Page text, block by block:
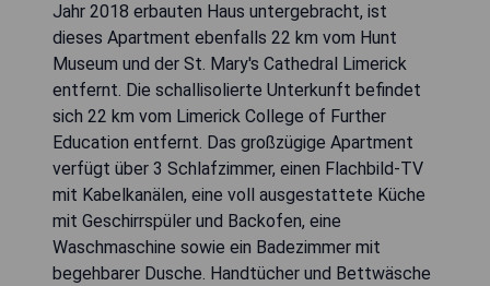
Jahr 2018 erbauten Haus untergebracht, ist
dieses Apartment ebenfalls 22 km vom Hunt
Museum und der St. Mary's Cathedral Limerick
entfernt. Die schallisolierte Unterkunft befindet
sich 22 km vom Limerick College of Further
Education entfernt. Das großzügige Apartment
verfügt über 3 Schlafzimmer, einen Flachbild-TV
mit Kabelkanälen, eine voll ausgestattete Küche
mit Geschirrspüler und Backofen, eine
Waschmaschine sowie ein Badezimmer mit
begehbarer Dusche. Handtücher und Bettwäsche